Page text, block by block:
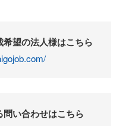
望の法人様はこちら
い合わせはこちら